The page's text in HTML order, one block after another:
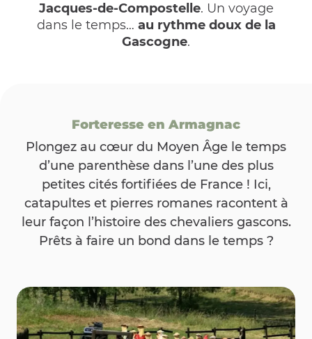
Jacques-de-Compostelle. Un voyage
dans le temps… au rythme doux de la
Gascogne.
Forteresse en Armagnac
Plongez au cœur du Moyen Âge le temps
d’une parenthèse dans l’une des plus
petites cités fortifiées de France ! Ici,
catapultes et pierres romanes racontent à
leur façon l’histoire des chevaliers gascons.
Prêts à faire un bond dans le temps ?